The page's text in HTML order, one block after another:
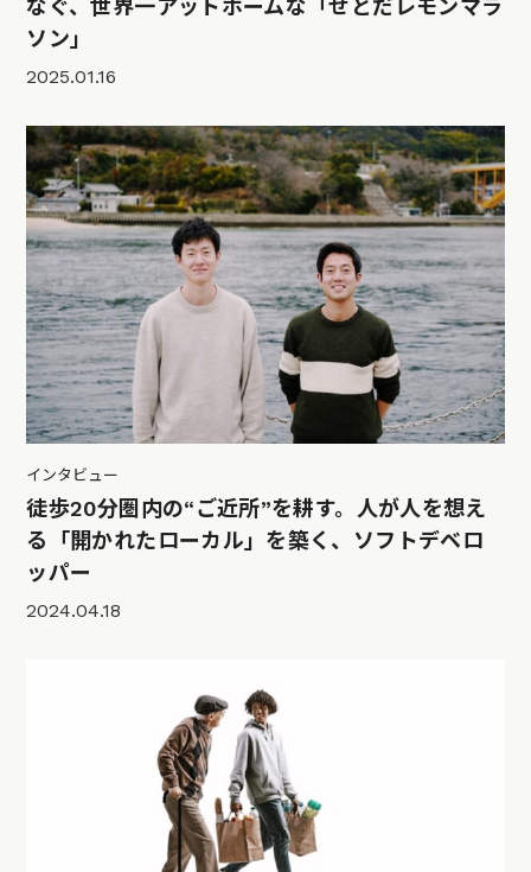
なぐ、世界一アットホームな「せとだレモンマラ
ソン」
2025.01.16
インタビュー
徒歩20分圏内の“ご近所”を耕す。人が人を想え
る「開かれたローカル」を築く、ソフトデベロ
ッパー
2024.04.18